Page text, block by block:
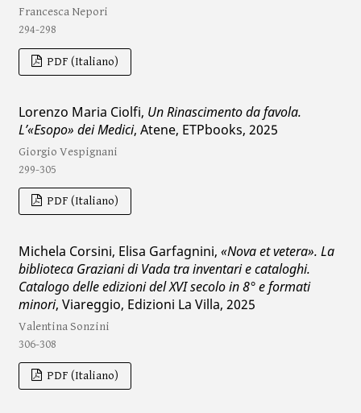
Francesca Nepori
294-298
PDF (Italiano)
Lorenzo Maria Ciolfi, Un Rinascimento da favola.
L’«Esopo» dei Medici, Atene, ETPbooks, 2025
Giorgio Vespignani
299-305
PDF (Italiano)
Michela Corsini, Elisa Garfagnini, «Nova et vetera». La
biblioteca Graziani di Vada tra inventari e cataloghi.
Catalogo delle edizioni del XVI secolo in 8° e formati
minori, Viareggio, Edizioni La Villa, 2025
Valentina Sonzini
306-308
PDF (Italiano)